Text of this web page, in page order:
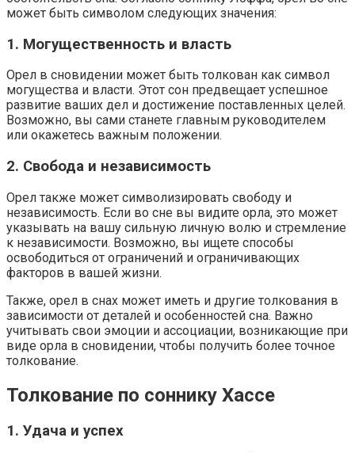
может быть символом следующих значения:
1. Могущественность и власть
Орел в сновидении может быть толкован как символ
могущества и власти. Этот сон предвещает успешное
развитие ваших дел и достижение поставленных целей.
Возможно, вы сами станете главным руководителем
или окажетесь важным положении.
2. Свобода и независимость
Орел также может символизировать свободу и
независимость. Если во сне вы видите орла, это может
указывать на вашу сильную личную волю и стремление
к независимости. Возможно, вы ищете способы
освободиться от ограничений и ограничивающих
факторов в вашей жизни.
Также, орел в снах может иметь и другие толкования в
зависимости от деталей и особенностей сна. Важно
учитывать свои эмоции и ассоциации, возникающие при
виде орла в сновидении, чтобы получить более точное
толкование.
Толкование по соннику Хассе
1. Удача и успех